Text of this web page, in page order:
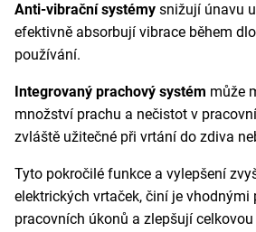
Anti-vibrační systémy snižují únavu
efektivně absorbují vibrace během
používání.
Integrovaný prachový systém může
množství prachu a nečistot v
zvláště užitečné při vrtání do zdiva
Tyto pokročilé funkce a vylepšení
elektrických vrtaček, činí je vhodnými
pracovních úkonů a zlepšují